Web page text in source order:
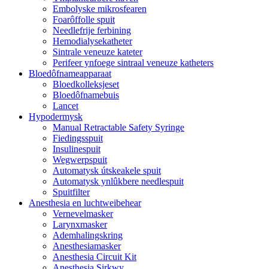
Embolyske mikrosfearen
Foarôffolle spuit
Needlefrije ferbining
Hemodialysekatheter
Sintrale veneuze kateter
Perifeer ynfoege sintraal veneuze katheters
Bloedôfnameapparaat
Bloedkolleksjeset
Bloedôfnamebuis
Lancet
Hypodermysk
Manual Retractable Safety Syringe
Fiedingsspuit
Insulinespuit
Wegwerpspuit
Automatysk útskeakele spuit
Automatysk ynlûkbere needlespuit
Spuitfilter
Anesthesia en luchtweibehear
Vernevelmasker
Larynxmasker
Ademhalingskring
Anesthesiamasker
Anesthesia Circuit Kit